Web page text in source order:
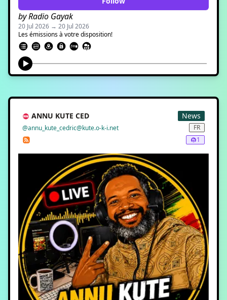
by Radio Gayak
20 Jul 2026 → 20 Jul 2026
Les émissions à votre disposition!
News
ANNU KUTE CED
FR
@annu_kute_cedric@kute.o-k-i.net
1